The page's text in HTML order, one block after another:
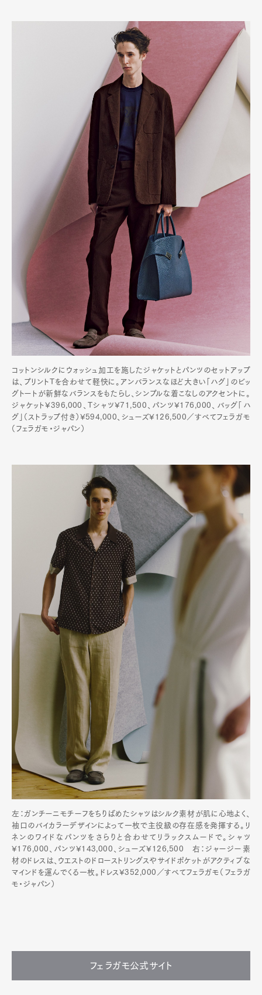
Pen Membership
Official Columnist
Contact
Pen Meet
Pen international Pen tw
コットンシルクにウォッシュ加工を施したジャケットとパンツのセットアップ
は、プリントTを合わせて軽快に。アンバランスなほど大きい「ハグ」のビッ
グトートが新鮮なバランスをもたらし、シンプルな着こなしのアクセントに。
ジャケット¥396,000、Tシャツ¥71,500、パンツ¥176,000、バッグ「ハ
グ」（ストラップ付き）¥594,000、シューズ¥126,500／すべてフェラガモ
（フェラガモ・ジャパン）
左：ガンチーニモチーフをちりばめたシャツはシルク素材が肌に心地よく、
袖口のバイカラーデザインによって一枚で主役級の存在感を発揮する。リ
ネンのワイドなパンツをさらりと合わせてリラックスムードで。シャツ
¥176,000、パンツ¥143,000、シューズ¥126,500 右：ジャージー素
材のドレスは、ウエストのドローストリングスやサイドポケットがアクティブな
マインドを運んでくる一枚。ドレス¥352,000／すべてフェラガモ（フェラガ
モ・ジャパン）
フェラガモ公式サイト